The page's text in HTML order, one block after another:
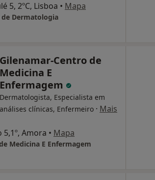
5, 2ºC, Lisboa • Mapa
de Dermatologia
Gilenamar-Centro de
Medicina E
Enfermagem
Dermatologista, Especialista em
análises clínicas, Enfermeiro · Mais
5,1º, Amora • Mapa
Medicina E Enfermagem